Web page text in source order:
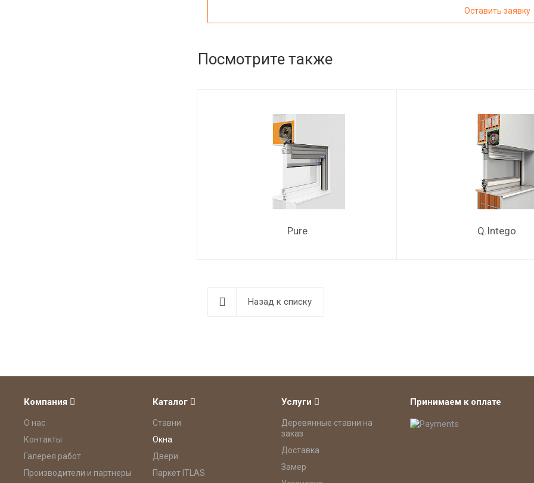
Оставить заявку
Посмотрите также
Pure Q.Intego
Назад к списку
Компания
О нас
Контакты
Галерея работ
Производители и партнеры
Каталог
Ставни
Окна
Двери
Паркет ITLAS
Услуги
Деревянные ставни на
заказ
Доставка
Замер
Принимаем к оплате